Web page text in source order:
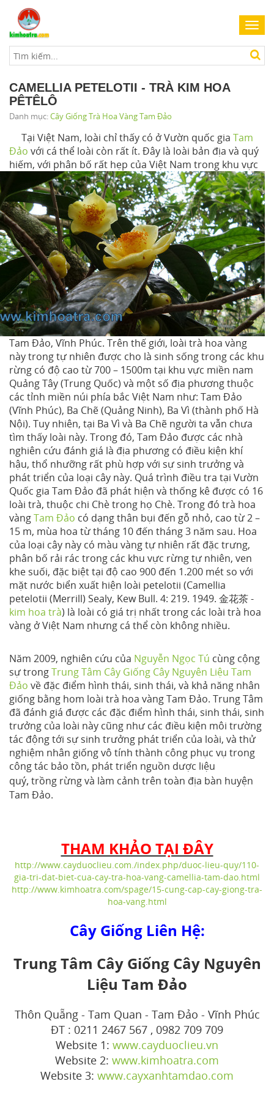
CAMELLIA PETELOTII - TRÀ KIM HOA
PÊTÊLÔ
Danh mục:Cây Giống Trà Hoa Vàng Tam Đảo
Tại Việt Nam, loài chỉ thấy có ở Vườn quốc gia Tam
Đảo với cá thể loài còn rất ít. Đây là loài bản địa và quý
hiếm, với phân bố rất hẹp của Việt Nam trong khu vực
Tam Đảo, Vĩnh Phúc. Trên thế giới, loài trà hoa vàng
này trong tự nhiên được cho là sinh sống trong các khu
rừng có độ cao từ 700 – 1500m tại khu vực miền nam
Quảng Tây (Trung Quốc) và một số địa phương thuộc
các tỉnh miền núi phía bắc Việt Nam như: Tam Đảo
(Vĩnh Phúc), Ba Chẽ (Quảng Ninh), Ba Vì (thành phố Hà
Nội). Tuy nhiên, tại Ba Vì và Ba Chẽ người ta vẫn chưa
tìm thấy loài này. Trong đó, Tam Đảo được các nhà
nghiên cứu đánh giá là địa phương có điều kiện khí
hậu, thổ nhưỡng rất phù hợp với sự sinh trưởng và
phát triển của loại cây này. Quá trình điều tra tại Vườn
Quốc gia Tam Đảo đã phát hiện và thống kê được có 16
loài trà, thuộc chi Chè trong họ Chè. Trong đó trà hoa
vàngTam Đảo có dạng thân bụi đến gỗ nhỏ, cao từ 2 –
15 m, mùa hoa từ tháng 10 đến tháng 3 năm sau. Hoa
của loại cây này có màu vàng tự nhiên rất đặc trưng,
phân bố rải rác trong các khu vực rừng tự nhiên, ven
khe suối, đặc biệt tại độ cao 900 đến 1.200 mét so với
mặt nước biển xuất hiện loài petelotii (Camellia
petelotii (Merrill) Sealy, Kew Bull. 4: 219. 1949. 金花茶 -
kim hoa trà) là loài có giá trị nhất trong các loài trà hoa
vàng ở Việt Nam nhưng cá thể còn không nhiều.
Năm 2009, nghiên cứu của Nguyễn Ngọc Tú cùng cộng
sự trongTrung Tâm Cây Giống Cây Nguyên Liệu Tam
Đảo về đặc điểm hình thái, sinh thái, và khả năng nhân
giống bằng hom loài trà hoa vàng Tam Đảo. Trung Tâm
đã đánh giá được các đặc điểm hình thái, sinh thái, sinh
trưởng của loài này cũng như các điều kiện môi trường
tác động tới sự sinh trưởng phát triển của loài, và thử
nghiệm nhân giống vô tính thành công phục vụ trong
công tác bảo tồn, phát triển nguồn dược liệu
quý, trồng rừng và làm cảnh trên toàn địa bàn huyện
Tam Đảo.
THAM KHẢO TẠI ĐÂY
http://www.cayduoclieu.com./index.php/duoc-lieu-quy/110-
gia-tri-dat-biet-cua-cay-tra-hoa-vang-camellia-tam-dao.html
http://www.kimhoatra.com/spage/15-cung-cap-cay-giong-tra-
hoa-vang.html
Cây Giống Liên Hệ:
Trung Tâm Cây Giống Cây Nguyên
Liệu Tam Đảo
Thôn Quẵng - Tam Quan - Tam Đảo - Vĩnh Phúc
ĐT : 0211 2467 567 , 0982 709 709
Website 1: www.cayduoclieu.vn
Website 2: www.kimhoatra.com
Website 3: www.cayxanhtamdao.com